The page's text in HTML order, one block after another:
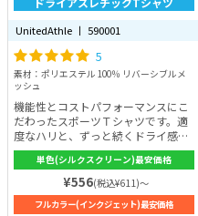
UnitedAthle 丨 590001
5
素材：ポリエステル 100％ リバーシブルメ
ッシュ
機能性とコストパフォーマンスにこ
だわったスポーツＴシャツです。適
度なハリと、ずっと続くドライ感。
UVカット機能を備えて洗濯にも強
い。この多機能Tシャツにオリジナ
ルデザインを施して最高のＴシャツ
を作ってみませんか？
単色(シルクスクリーン)最安価格
¥556(税込¥611)～
フルカラー(インクジェット)最安価格